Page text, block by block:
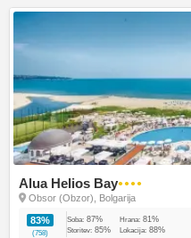
Alua Helios Bay●●●●
Obsor (Obzor), Bolgarija
83%
(758)
Soba: 87% Hrana: 81%
Storitev: 85% Lokacija: 88%